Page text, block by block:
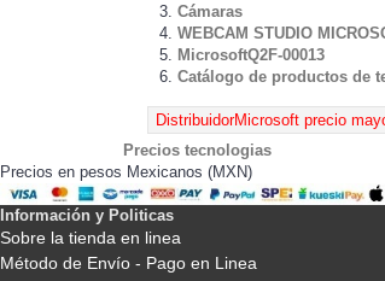
Cámaras
WEBCAM STUDIO
MicrosoftQ2F-00013
Catálogo de productos de
Precios tecnologias
Precios en pesos Mexicanos (MXN)
Información y Politicas
Sobre la tienda en linea
Método de Envío - Pago en Linea